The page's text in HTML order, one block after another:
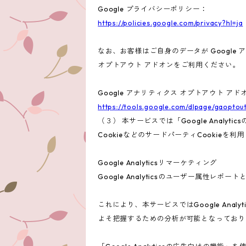
Google プライバシーポリシー：
https://policies.google.com/privacy?hl=ja
なお、お客様はご自身のデータが Google
オプトアウト アドオンをご利用ください。
Google アナリティクス オプトアウト アド
https://tools.google.com/dlpage/gaoptout
（３） 本サービスでは「Google
CookieなどのサードパーティCookieを利用
Google Analyticsリマーケティング
Google Analyticsのユーザー属性レポート
これにより、本サービスではGoogle
よそ把握するための分析が可能となっており